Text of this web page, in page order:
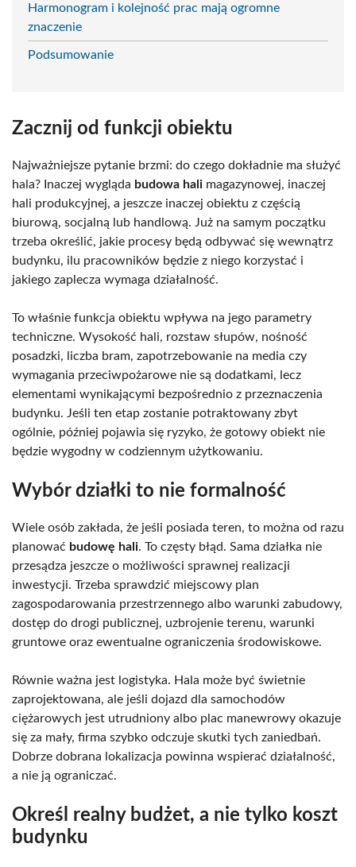
Harmonogram i kolejność prac mają ogromne
znaczenie
Podsumowanie
Zacznij od funkcji obiektu
Najważniejsze pytanie brzmi: do czego dokładnie ma służyć
hala? Inaczej wygląda budowa hali magazynowej, inaczej
hali produkcyjnej, a jeszcze inaczej obiektu z częścią
biurową, socjalną lub handlową. Już na samym początku
trzeba określić, jakie procesy będą odbywać się wewnątrz
budynku, ilu pracowników będzie z niego korzystać i
jakiego zaplecza wymaga działalność.
To właśnie funkcja obiektu wpływa na jego parametry
techniczne. Wysokość hali, rozstaw słupów, nośność
posadzki, liczba bram, zapotrzebowanie na media czy
wymagania przeciwpożarowe nie są dodatkami, lecz
elementami wynikającymi bezpośrednio z przeznaczenia
budynku. Jeśli ten etap zostanie potraktowany zbyt
ogólnie, później pojawia się ryzyko, że gotowy obiekt nie
będzie wygodny w codziennym użytkowaniu.
Wybór działki to nie formalność
Wiele osób zakłada, że jeśli posiada teren, to można od razu
planować budowę hali. To częsty błąd. Sama działka nie
przesądza jeszcze o możliwości sprawnej realizacji
inwestycji. Trzeba sprawdzić miejscowy plan
zagospodarowania przestrzennego albo warunki zabudowy,
dostęp do drogi publicznej, uzbrojenie terenu, warunki
gruntowe oraz ewentualne ograniczenia środowiskowe.
Równie ważna jest logistyka. Hala może być świetnie
zaprojektowana, ale jeśli dojazd dla samochodów
ciężarowych jest utrudniony albo plac manewrowy okazuje
się za mały, firma szybko odczuje skutki tych zaniedbań.
Dobrze dobrana lokalizacja powinna wspierać działalność,
a nie ją ograniczać.
Określ realny budżet, a nie tylko koszt
budynku